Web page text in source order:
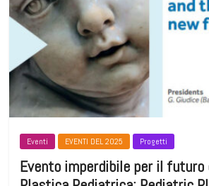
Eventi EVENTI DEL 2025 Progetti
Evento imperdibile per il futuro